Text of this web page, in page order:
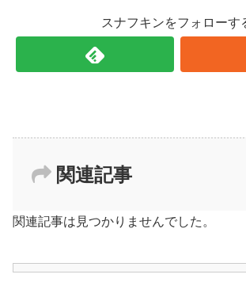
スナフキンをフォローす
関連記事
関連記事は見つかりませんでした。